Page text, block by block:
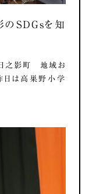
のSDGsを知
日之影町 地域お
は高巣野小学